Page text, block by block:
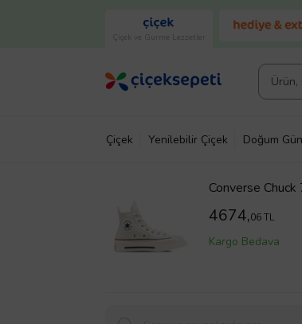
Çiçek ve Gurme Lezzetler
Çiçek Yenilebilir Çiçek Doğum
Converse
4674,06 TL
Kargo Bedava